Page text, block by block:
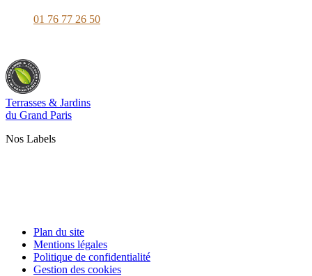
01 76 77 26 50
Terrasses & Jardins
du Grand Paris
Nos Labels
Plan du site
Mentions légales
Politique de confidentialité
Gestion des cookies